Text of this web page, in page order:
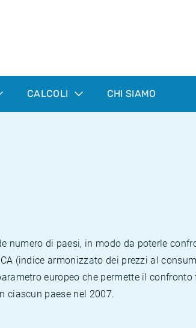
CALCOLI CHI SIAMO
di paesi, in modo da poterle
(indice armonizzato dei prezzi al
europeo che permette il
ciascun paese nel 2007.